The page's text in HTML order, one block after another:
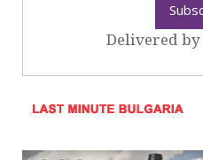
Delivered by